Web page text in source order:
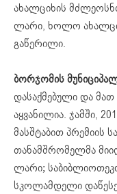
ახალციხის
ლარი, ხოლო
გაწერილი.
ბორჯომის
დასაქმებული და
აყვანილია. ჯამში,
მასშტაბით პრემიის
თანამშრომელმა
ლარი;
სკოლამდელი